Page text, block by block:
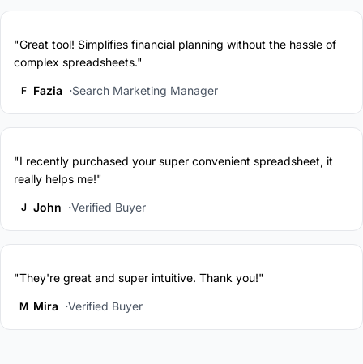
"Great tool! Simplifies financial planning without the hassle of
complex spreadsheets."
F Fazia Search Marketing Manager
"I recently purchased your super convenient spreadsheet, it
really helps me!"
J John Verified Buyer
"They're great and super intuitive. Thank you!"
M Mira Verified Buyer